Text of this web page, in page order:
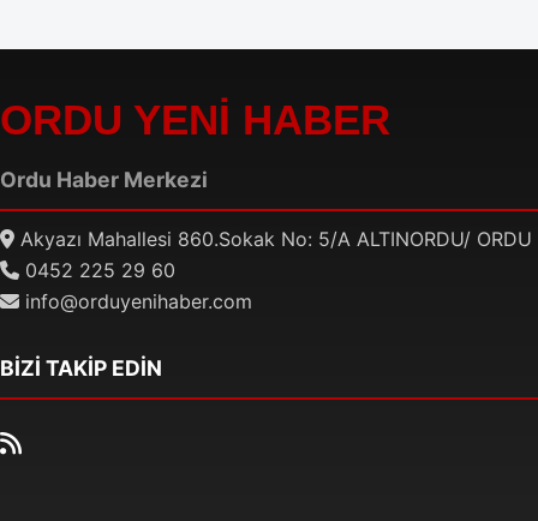
ORDU YENİ HABER
Ordu Haber Merkezi
Akyazı Mahallesi 860.Sokak No: 5/A ALTINORDU/ ORDU
0452 225 29 60
info@orduyenihaber.com
BİZİ TAKİP EDİN